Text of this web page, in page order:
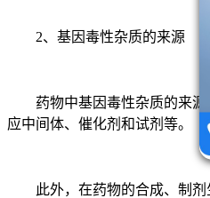
2、基因毒性杂质的来源
药物中基因毒性杂质的来源
应中间体、催化剂和试剂等。
此外，在药物的合成、制剂